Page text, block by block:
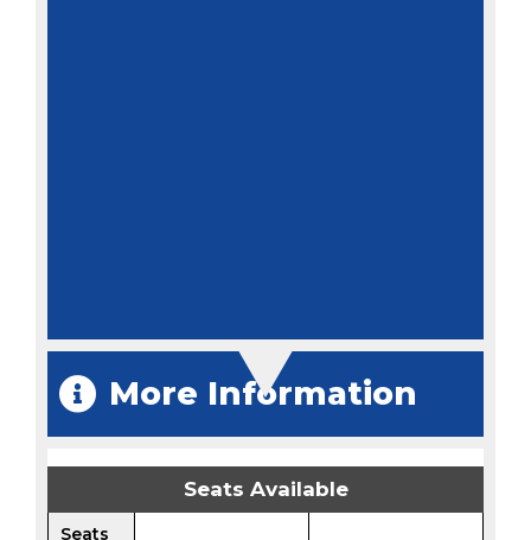
More Information
Seats Available
Seats